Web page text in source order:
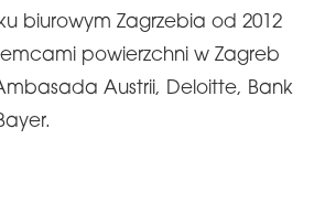
biurowym Zagrzebia od 2012
powierzchni w Zagreb
Austrii, Deloitte, Bank